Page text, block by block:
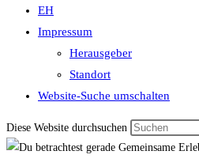
EH
Impressum
Herausgeber
Standort
Website-Suche umschalten
Diese Website durchsuchen